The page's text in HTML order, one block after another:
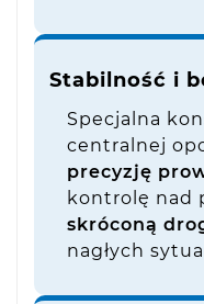
Stabilność i
Specjalna
centralnej
precyzję
kontrolę nad
skróconą
nagłych